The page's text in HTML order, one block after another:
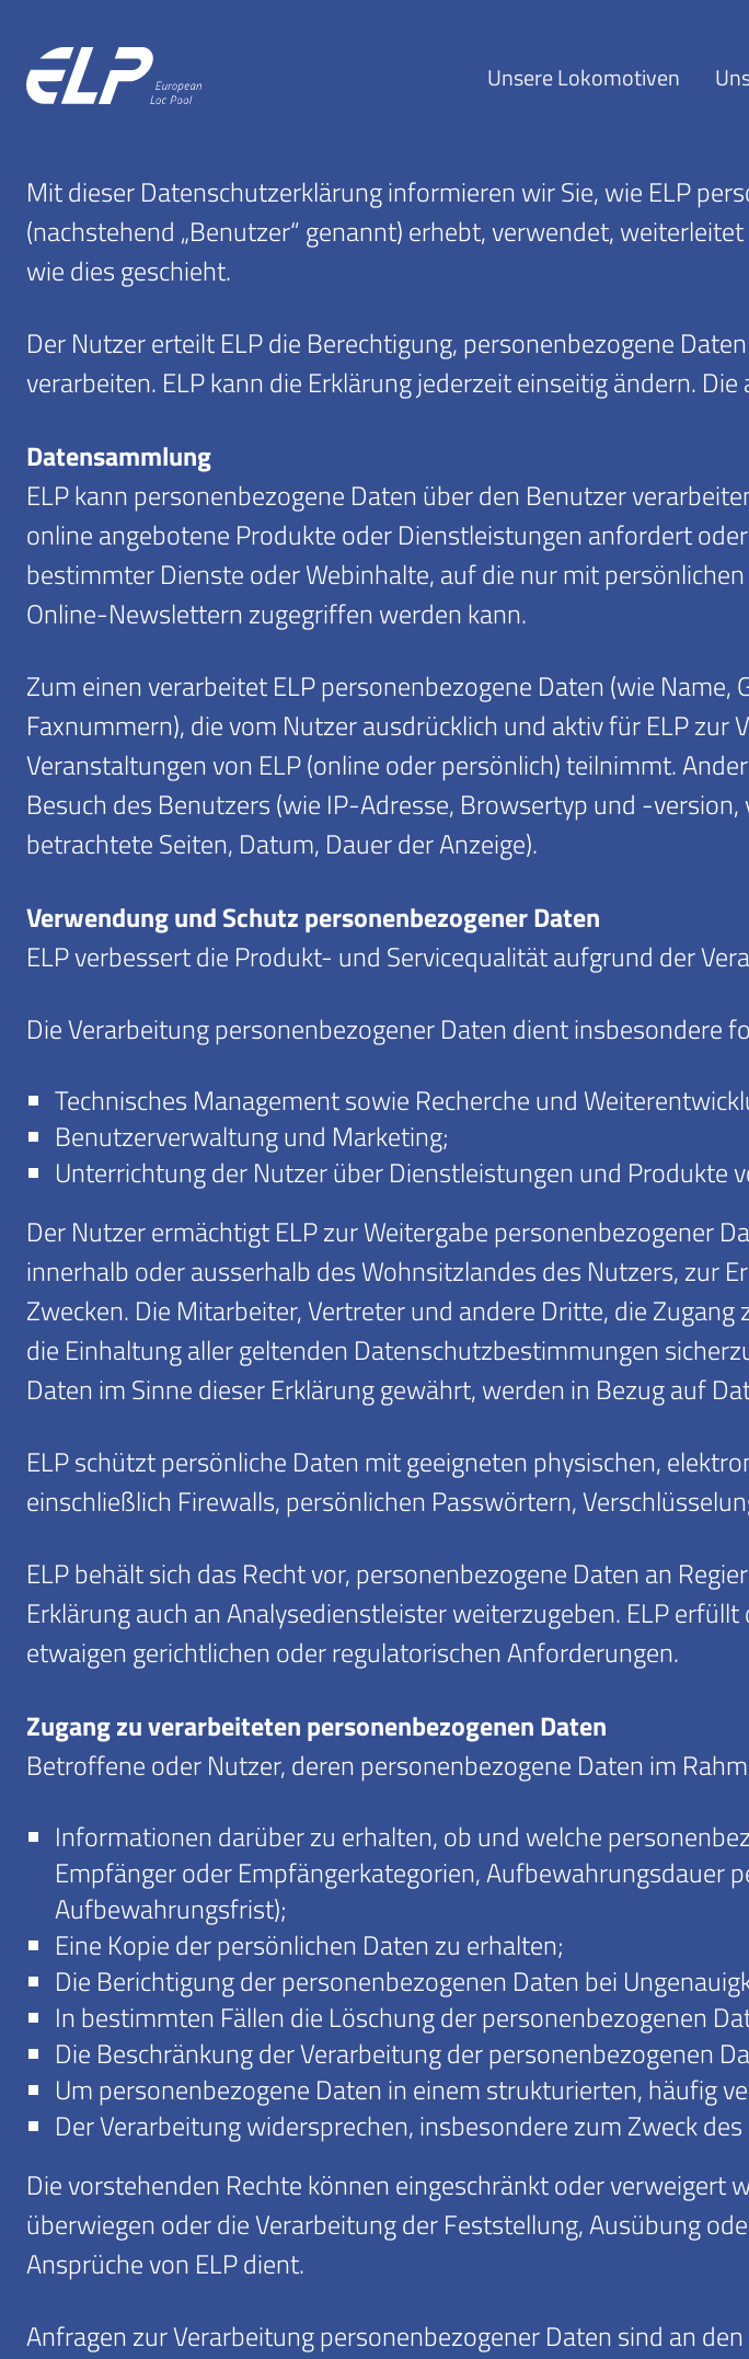
Unsere Lokomotiven
Mit dieser Datenschutzerklärung informieren wir Sie, wie ELP
(nachstehend „Benutzer“ genannt) erhebt, verwendet,
wie dies geschieht.
Der Nutzer erteilt ELP die Berechtigung, personenbezogene
verarbeiten. ELP kann die Erklärung jederzeit einseitig ändern.
Datensammlung
ELP kann personenbezogene Daten über den Benutzer
online angebotene Produkte oder Dienstleistungen anfordert
bestimmter Dienste oder Webinhalte, auf die nur mit
Online-Newslettern zugegriffen werden kann.
Zum einen verarbeitet ELP personenbezogene Daten (wie
Faxnummern), die vom Nutzer ausdrücklich und aktiv für ELP
Veranstaltungen von ELP (online oder persönlich) teilnimmt.
Besuch des Benutzers (wie IP-Adresse, Browsertyp und -
betrachtete Seiten, Datum, Dauer der Anzeige).
Verwendung und Schutz personenbezogener Daten
ELP verbessert die Produkt- und Servicequalität aufgrund der
Die Verarbeitung personenbezogener Daten dient insbesondere
Technisches Management sowie Recherche und
Benutzerverwaltung und Marketing;
Unterrichtung der Nutzer über Dienstleistungen und Produkte
Der Nutzer ermächtigt ELP zur Weitergabe personenbezogener
innerhalb oder ausserhalb des Wohnsitzlandes des Nutzers, zur
Zwecken. Die Mitarbeiter, Vertreter und andere Dritte, die
die Einhaltung aller geltenden Datenschutzbestimmungen
Daten im Sinne dieser Erklärung gewährt, werden in Bezug auf
ELP schützt persönliche Daten mit geeigneten physischen,
einschließlich Firewalls, persönlichen Passwörtern,
ELP behält sich das Recht vor, personenbezogene Daten an
Erklärung auch an Analysedienstleister weiterzugeben. ELP
etwaigen gerichtlichen oder regulatorischen Anforderungen.
Zugang zu verarbeiteten personenbezogenen Daten
Betroffene oder Nutzer, deren personenbezogene Daten im
Informationen darüber zu erhalten, ob und welche
Empfänger oder Empfängerkategorien, Aufbewahrungsdauer
Aufbewahrungsfrist);
Eine Kopie der persönlichen Daten zu erhalten;
Die Berichtigung der personenbezogenen Daten bei
In bestimmten Fällen die Löschung der personenbezogenen
Die Beschränkung der Verarbeitung der personenbezogenen
Um personenbezogene Daten in einem strukturierten, häufig
Der Verarbeitung widersprechen, insbesondere zum Zweck
Die vorstehenden Rechte können eingeschränkt oder verweigert
überwiegen oder die Verarbeitung der Feststellung, Ausübung
Ansprüche von ELP dient.
Anfragen zur Verarbeitung personenbezogener Daten sind an